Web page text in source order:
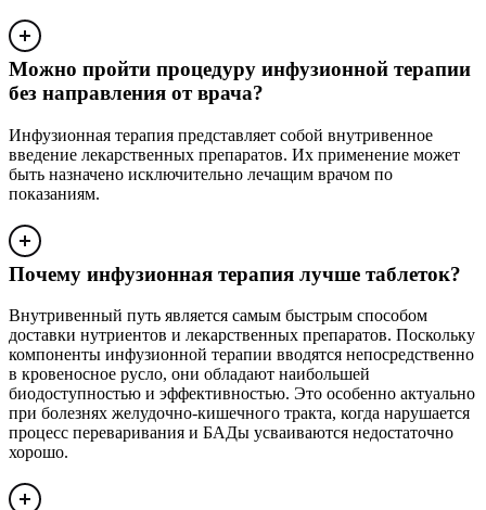
Можно пройти процедуру инфузионной терапии
без направления от врача?
Инфузионная терапия представляет собой внутривенное
введение лекарственных препаратов. Их применение может
быть назначено исключительно лечащим врачом по
показаниям.
Почему инфузионная терапия лучше таблеток?
Внутривенный путь является самым быстрым способом
доставки нутриентов и лекарственных препаратов. Поскольку
компоненты инфузионной терапии вводятся непосредственно
в кровеносное русло, они обладают наибольшей
биодоступностью и эффективностью. Это особенно актуально
при болезнях желудочно-кишечного тракта, когда нарушается
процесс переваривания и БАДы усваиваются недостаточно
хорошо.